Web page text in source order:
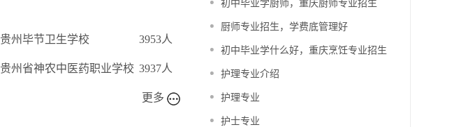
贵州毕节卫生学校 3953人
贵州省神农中医药职业学校 3937人
更多
初中毕业学厨师，重庆厨师专业招生
厨师专业招生，学费底管理好
初中毕业学什么好，重庆烹饪专业招生
护理专业介绍
护理专业
护士专业